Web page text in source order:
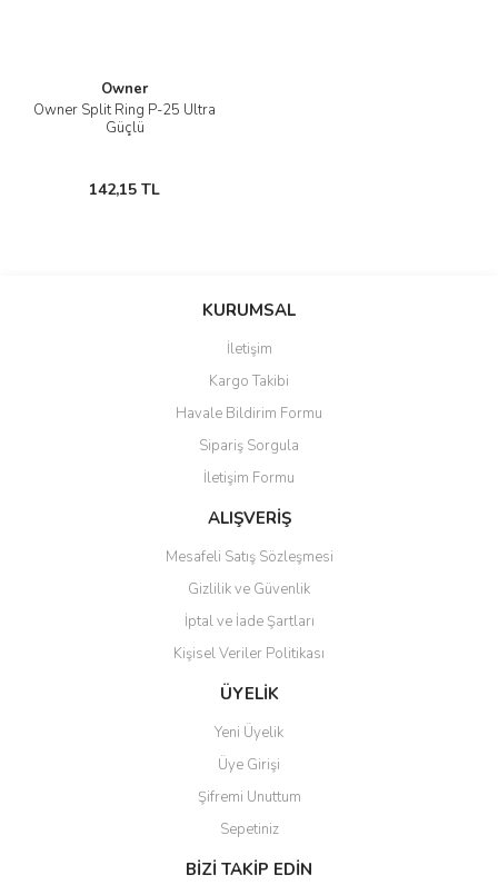
Owner
Owner Split Ring P-25 Ultra
Güçlü
142,15 TL
KURUMSAL
İletişim
Kargo Takibi
Havale Bildirim Formu
Sipariş Sorgula
İletişim Formu
ALIŞVERİŞ
Mesafeli Satış Sözleşmesi
Gizlilik ve Güvenlik
İptal ve İade Şartları
Kişisel Veriler Politikası
ÜYELİK
Yeni Üyelik
Üye Girişi
Şifremi Unuttum
Sepetiniz
BİZİ TAKİP EDİN